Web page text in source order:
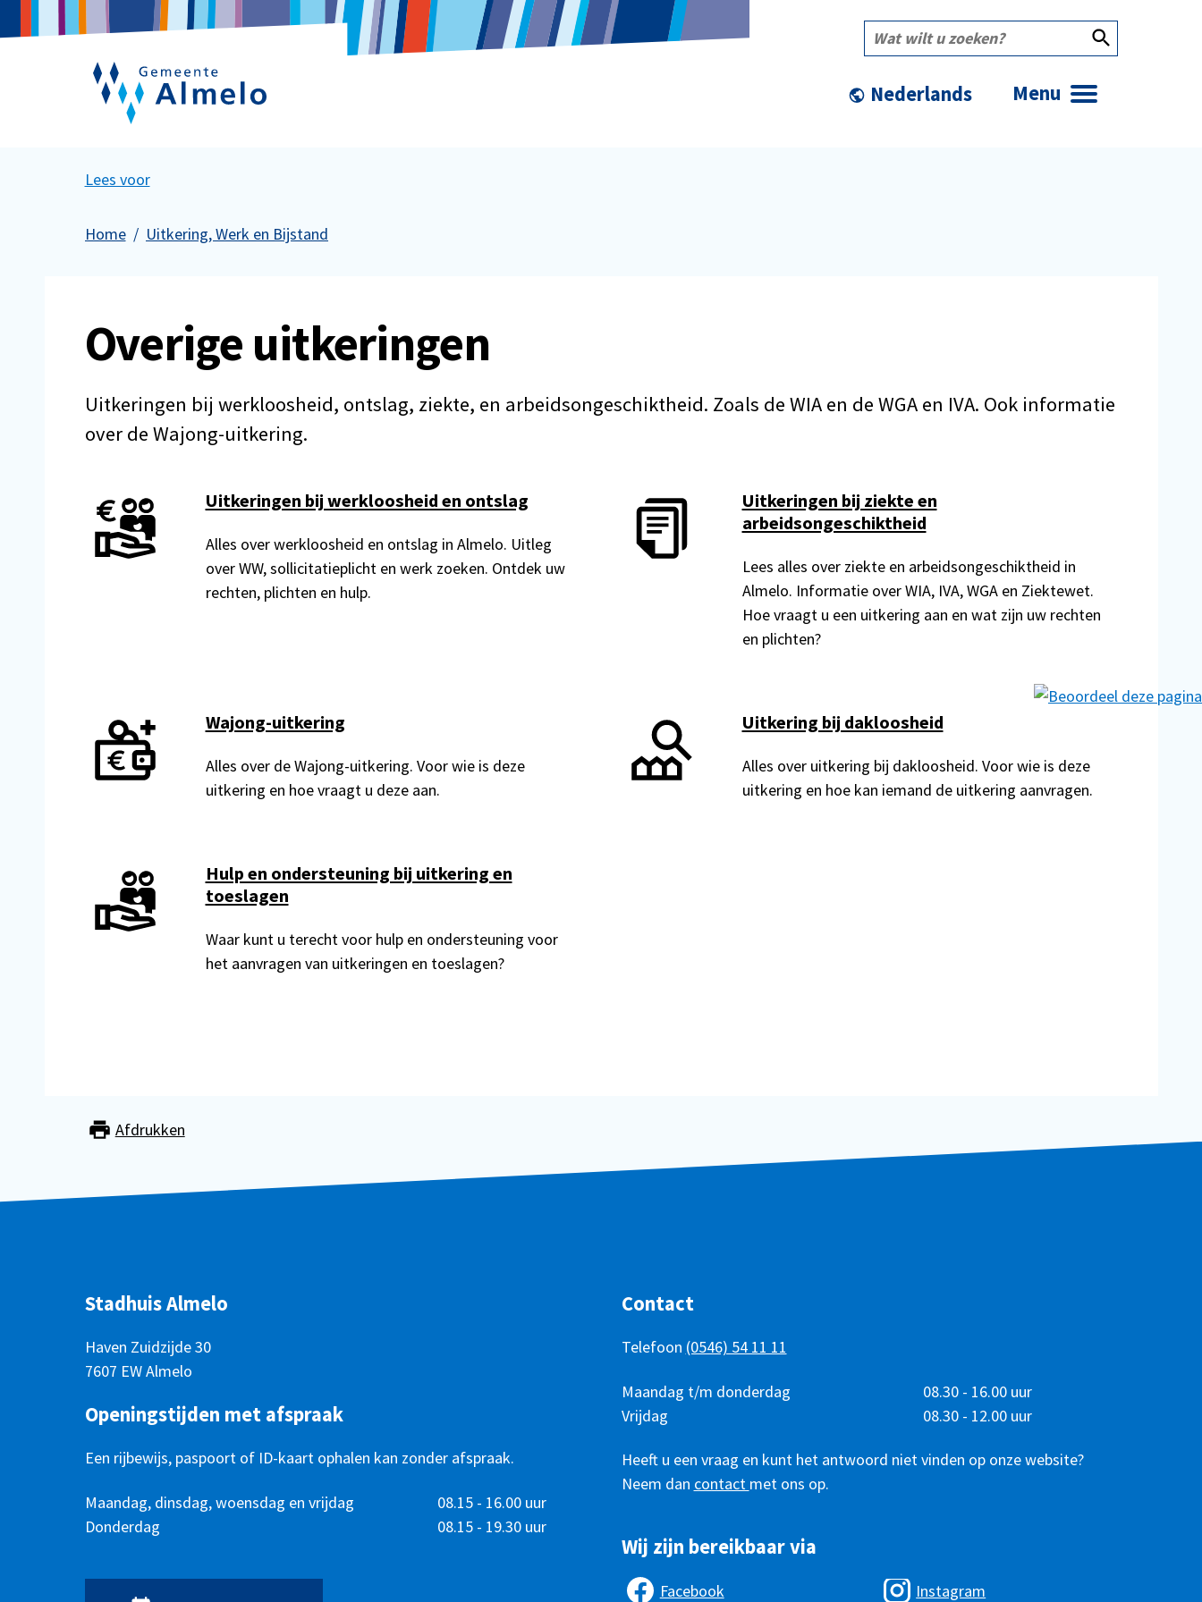
Menu
Wat
wilt
zoeken?
Lees voor
Home Uitkering, Werk en Bijstand
Overige uitkeringen
Uitkeringen bij werkloosheid, ontslag, ziekte, en arbeidsongeschiktheid. Zoals de WIA en de WGA en IVA. Ook informatie
over de Wajong-uitkering.
Uitkeringen bij werkloosheid en ontslag
Alles over werkloosheid en ontslag in Almelo. Uitleg
over WW, sollicitatieplicht en werk zoeken. Ontdek uw
rechten, plichten en hulp.
Uitkeringen bij ziekte en
arbeidsongeschiktheid
Lees alles over ziekte en arbeidsongeschiktheid in
Almelo. Informatie over WIA, IVA, WGA en Ziektewet.
Hoe vraagt u een uitkering aan en wat zijn uw rechten
en plichten?
Wajong-uitkering
Alles over de Wajong-uitkering. Voor wie is deze
uitkering en hoe vraagt u deze aan.
Uitkering bij dakloosheid
Alles over uitkering bij dakloosheid. Voor wie is deze
uitkering en hoe kan iemand de uitkering aanvragen.
Hulp en ondersteuning bij uitkering en
toeslagen
Waar kunt u terecht voor hulp en ondersteuning voor
het aanvragen van uitkeringen en toeslagen?
Afdrukken
Stadhuis Almelo
Haven Zuidzijde 30
7607 EW Almelo
Openingstijden met afspraak
Een rijbewijs, paspoort of ID-kaart ophalen kan zonder afspraak.
Openingstijden
DagTijd
Maandag, dinsdag, woensdag en vrijdag
08.15 - 16.00 uur
Donderdag
08.15 - 19.30 uur
Contact
Telefoon (0546) 54 11 11
Telefonisch
bereikbaar
DagTijd
Maandag t/m donderdag
08.30 - 16.00 uur
Vrijdag
08.30 - 12.00 uur
Heeft u een vraag en kunt het antwoord niet vinden op onze website?
Neem dan contact met ons op.
Wij zijn bereikbaar via
Facebook Instagram